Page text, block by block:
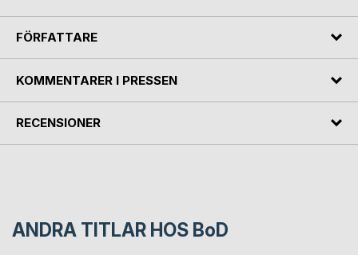
FÖRFATTARE
KOMMENTARER I PRESSEN
RECENSIONER
ANDRA TITLAR HOS BoD